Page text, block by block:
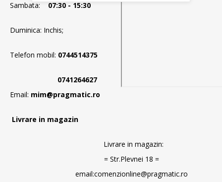
Sambata: 07:30 - 15:30
Duminica: Inchis;
Telefon mobil: 0744514375
0741264627
Email: mim@pragmatic.ro
Livrare in magazin
Livrare in magazin:
= Str.Plevnei 18 =
email:comenzionline@pragmatic.ro